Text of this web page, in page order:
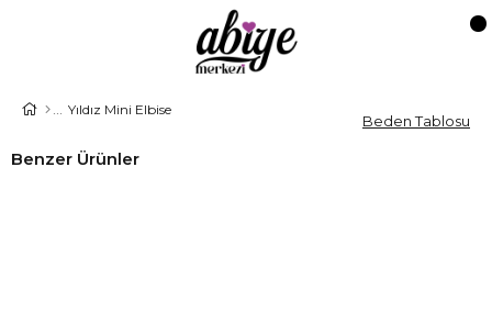
Yıldız Mini Elbise
Benzer Ürünler
Beden Tablosu